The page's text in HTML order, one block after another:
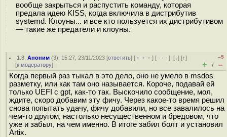
вообще закрыться и распустить команду, которая
предала идею KISS, когда включила в дистрибутив
systemd. Клоуны... и все кто пользуется их дистрибутивом
— такие же предатели и клоуны.
1.3 ,Аноним (3), 15:27, 23/11/2023 [ответить] [ ﹢﹢﹢] [ · · ·][↓] [↑]
[к модератору]
–5
+ / –
Когда первый раз тыкал в это дело, оно не умело в msdos
разметку, или как там оно называется. Короче, подавай ей
только UEFI с gpt, как-то так. Выскочило сообщение, мол,
ждите, скоро добавим эту фичу. Через какое-то время решил
снова попытать удачу, фичу добавили, но все завалилось на
чем-то другом, настолько несущественном и бредовом, что
уже и забыл, на чем именно. В итоге забил болт и установил
Artix.